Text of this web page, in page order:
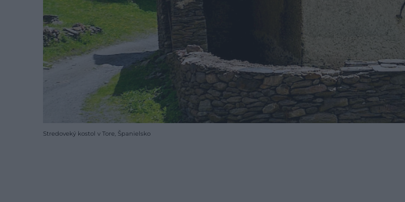
Stredoveký kostol v Tore, Španielsko